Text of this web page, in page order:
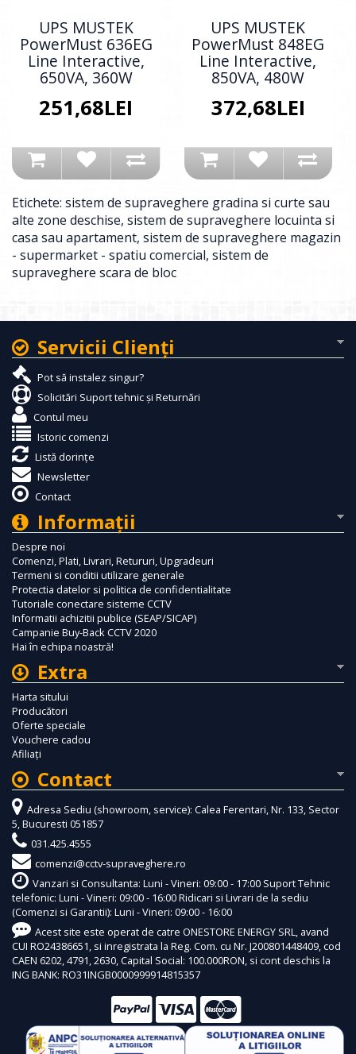
UPS MUSTEK
PowerMust 636EG
Line Interactive,
650VA, 360W
251,68LEI
UPS MUSTEK
PowerMust 848EG
Line Interactive,
850VA, 480W
372,68LEI
Etichete: sistem de supraveghere gradina si curte sau
alte zone deschise, sistem de supraveghere locuinta si
casa sau apartament, sistem de supraveghere magazin
- supermarket - spatiu comercial, sistem de
supraveghere scara de bloc
Servicii Clienţi
Pot să instalez singur?
Solicitări Suport tehnic și Returnări
Contul meu
Istoric comenzi
Listă dorințe
Newsletter
Contact
Informaţii
Despre noi
Comenzi, Plati, Livrari, Retururi, Upgradeuri
Termeni si conditii utilizare generale
Protectia datelor si politica de confidentialitate
Tutoriale conectare sisteme CCTV
Informatii achizitii publice (SEAP/SICAP)
Campanie Buy-Back CCTV 2020
Hai în echipa noastră!
Extra
Harta sitului
Producători
Oferte speciale
Vouchere cadou
Afiliaţi
Contact
Adresa Sediu (showroom, service): Calea Ferentari, Nr. 133, Sector
5, Bucuresti 051857
031.425.4555
comenzi@cctv-supraveghere.ro
Vanzari si Consultanta: Luni - Vineri: 09:00 - 17:00 Suport Tehnic
telefonic: Luni - Vineri: 09:00 - 16:00 Ridicari si Livrari de la sediu
(Comenzi si Garantii): Luni - Vineri: 09:00 - 16:00
Acest site este operat de catre ONESTORE ENERGY SRL, avand
CUI RO24386651, si inregistrata la Reg. Com. cu Nr. J200801448409, cod
CAEN 6202, 4791, 2630, Capital Social: 100.000RON, si cont deschis la
ING BANK: RO31INGB0000999914815357